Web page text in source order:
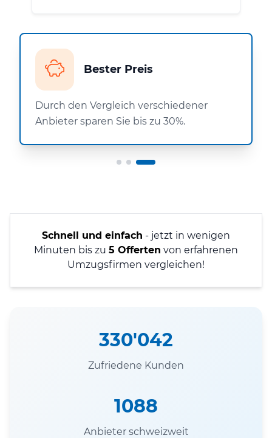
Bester Preis
Durch den Vergleich verschiedener
Anbieter sparen Sie bis zu 30%.
Schnell und einfach - jetzt in wenigen
Minuten bis zu 5 Offerten von erfahrenen
Umzugsfirmen vergleichen!
330'042
Zufriedene Kunden
1088
Anbieter schweizweit